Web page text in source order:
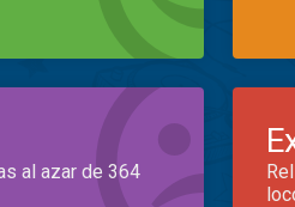
al azar de 364